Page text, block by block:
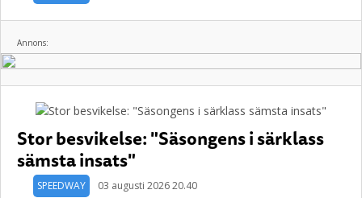
Annons:
Stor besvikelse: "Säsongens i särklass
sämsta insats"
SPEEDWAY 03 augusti 2026 20.40